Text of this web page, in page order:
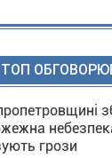
ТОП
грози